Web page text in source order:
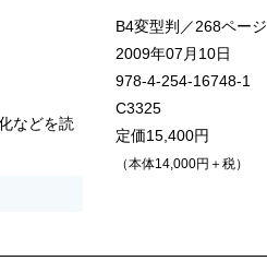
などを読
B4変型判／268ページ
2009年07月10日
978-4-254-16748-1
C3325
定価15,400円
（本体14,000円＋税）